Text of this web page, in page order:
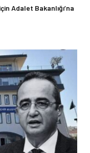
Adalet Bakanlığı’na